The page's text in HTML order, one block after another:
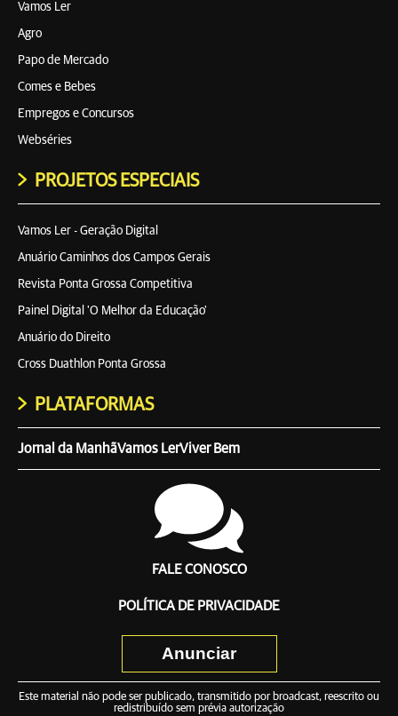
Vamos Ler
Agro
Papo de Mercado
Comes e Bebes
Empregos e Concursos
Webséries
PROJETOS ESPECIAIS
Vamos Ler - Geração Digital
Anuário Caminhos dos Campos Gerais
Revista Ponta Grossa Competitiva
Painel Digital 'O Melhor da Educação'
Anuário do Direito
Cross Duathlon Ponta Grossa
PLATAFORMAS
Jornal da ManhãVamos LerViver Bem
FALE CONOSCO
POLÍTICA DE PRIVACIDADE
Anunciar
Este material não pode ser publicado, transmitido por broadcast, reescrito ou
redistribuído sem prévia autorização